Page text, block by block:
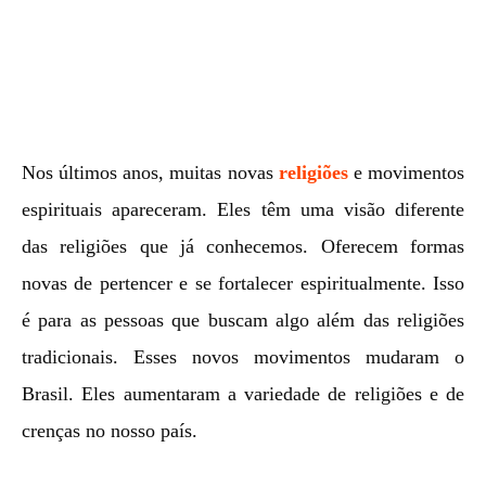
Nos últimos anos, muitas novas religiõese movimentos
espirituais apareceram. Eles têm uma visão diferente
das religiões que já conhecemos. Oferecem formas
novas de pertencer e se fortalecer espiritualmente. Isso
é para as pessoas que buscam algo além das religiões
tradicionais. Esses novos movimentos mudaram o
Brasil. Eles aumentaram a variedade de religiões e de
crenças no nosso país.